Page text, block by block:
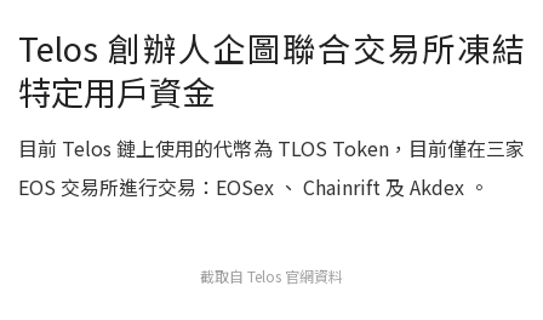
Telos 創辦人企圖聯合交易所凍結
特定用戶資金
目前 Telos 鏈上使用的代幣為 TLOS Token，目前僅在三家
EOS 交易所進行交易：EOSex 、 Chainrift 及 Akdex 。
截取自 Telos 官網資料